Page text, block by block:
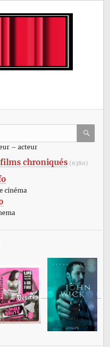
– acteur
chroniqués (6380)
cinéma